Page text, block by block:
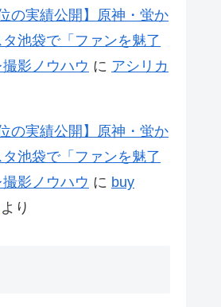
の実績公開】原神・蛍か
池袋で「ファンを魅了
影ノウハウ に アシリカ
の実績公開】原神・蛍か
池袋で「ファンを魅了
影ノウハウ に buy
より